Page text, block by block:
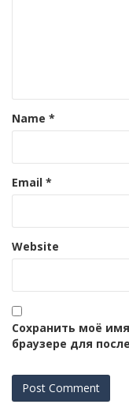
Name *
Email *
Website
Сохранить моё
браузере для